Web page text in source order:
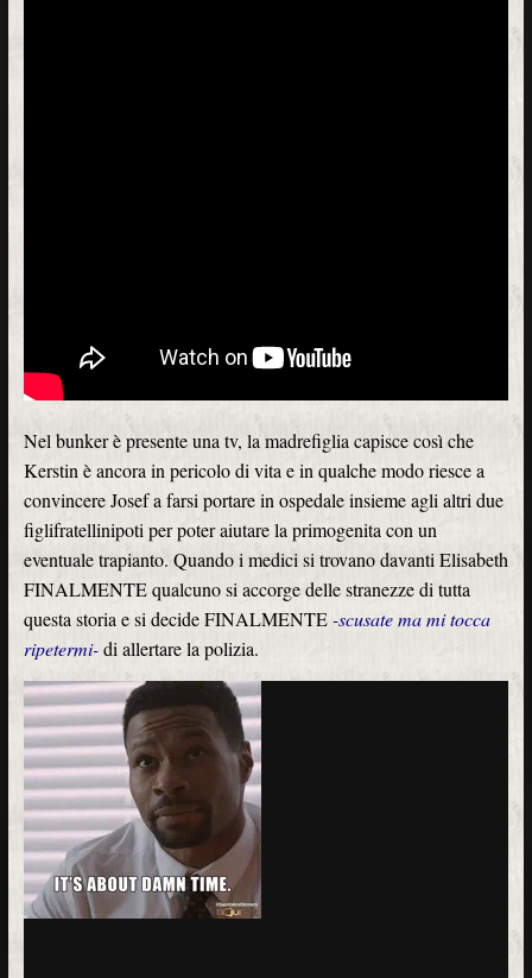
Nel bunker è presente una tv, la madrefiglia capisce così che
Kerstin è ancora in pericolo di vita e in qualche modo riesce a
convincere Josef a farsi portare in ospedale insieme agli altri due
figlifratellinipoti per poter aiutare la primogenita con un
eventuale trapianto. Quando i medici si trovano davanti Elisabeth
FINALMENTE qualcuno si accorge delle stranezze di tutta
questa storia e si decide FINALMENTE-scusate ma mi tocca
ripetermi-di allertare la polizia.